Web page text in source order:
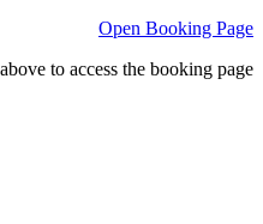
Open Booking Page
to access the booking page